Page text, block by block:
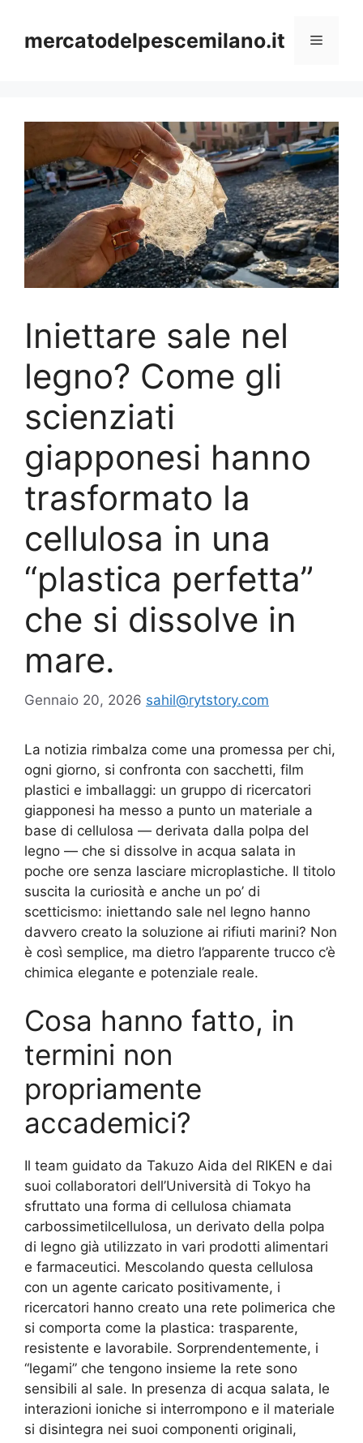
contenuto
mercatodelpescemilano.it Menu
Iniettare sale nel
legno? Come gli
scienziati
giapponesi hanno
trasformato la
cellulosa in una
“plastica perfetta”
che si dissolve in
mare.
Gennaio 20, 2026 sahil@rytstory.com
La notizia rimbalza come una promessa per chi,
ogni giorno, si confronta con sacchetti, film
plastici e imballaggi: un gruppo di ricercatori
giapponesi ha messo a punto un materiale a
base di cellulosa — derivata dalla polpa del
legno — che si dissolve in acqua salata in
poche ore senza lasciare microplastiche. Il titolo
suscita la curiosità e anche un po’ di
scetticismo: iniettando sale nel legno hanno
davvero creato la soluzione ai rifiuti marini? Non
è così semplice, ma dietro l’apparente trucco c’è
chimica elegante e potenziale reale.
Cosa hanno fatto, in
termini non
propriamente
accademici?
Il team guidato da Takuzo Aida del RIKEN e dai
suoi collaboratori dell’Università di Tokyo ha
sfruttato una forma di cellulosa chiamata
carbossimetilcellulosa, un derivato della polpa
di legno già utilizzato in vari prodotti alimentari
e farmaceutici. Mescolando questa cellulosa
con un agente caricato positivamente, i
ricercatori hanno creato una rete polimerica che
si comporta come la plastica: trasparente,
resistente e lavorabile. Sorprendentemente, i
“legami” che tengono insieme la rete sono
sensibili al sale. In presenza di acqua salata, le
interazioni ioniche si interrompono e il materiale
si disintegra nei suoi componenti originali,